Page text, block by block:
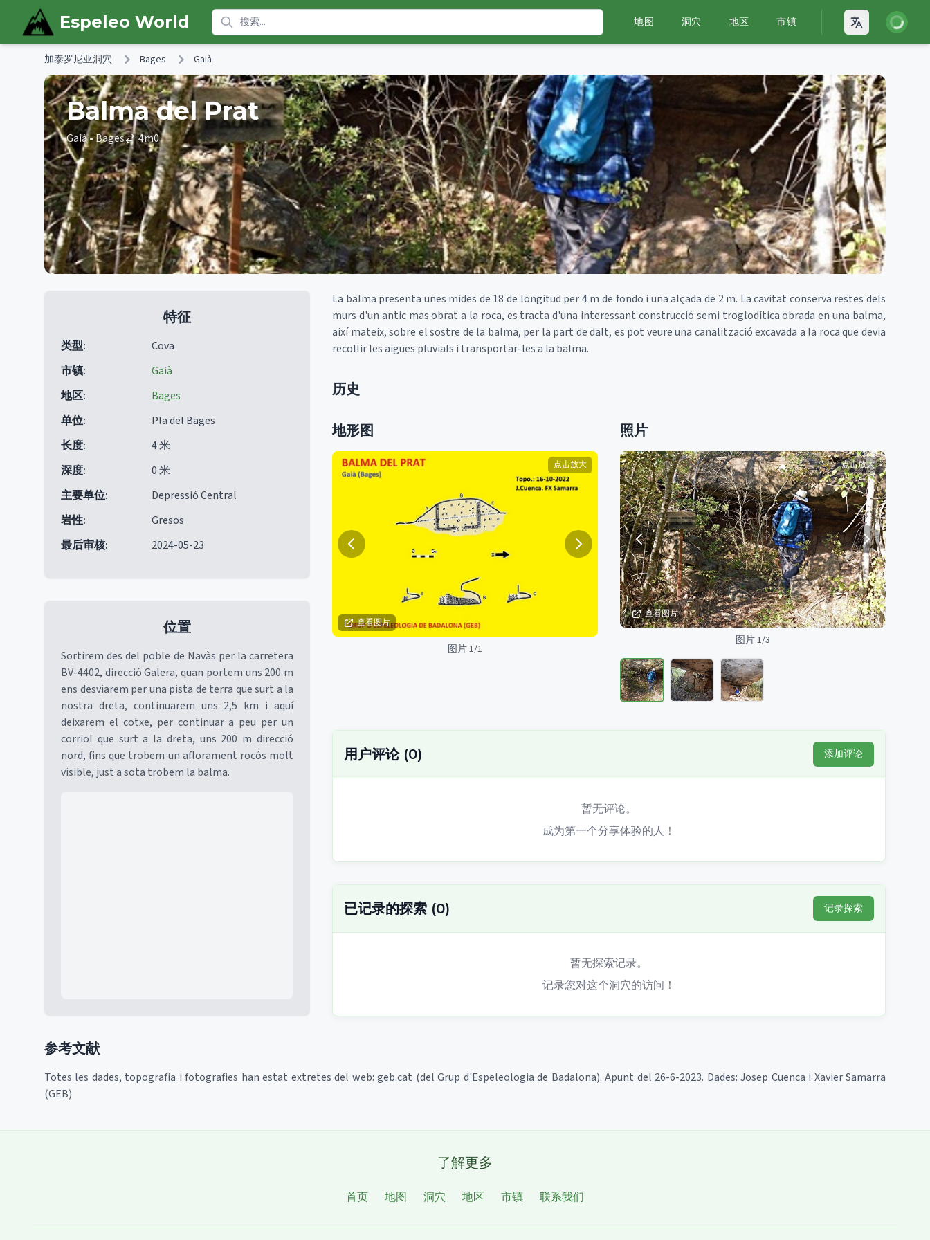
Skip to main content
Espeleo World 地图 洞穴 地区 市镇 Open
登录
加泰罗尼亚洞穴 Bages Gaià
Balma del Prat
Gaià• Bages 4m0
特征
类型:
Cova
市镇:
Gaià
地区:
Bages
单位:
Pla del Bages
长度:
4 米
深度:
0 米
主要单位:
Depressió Central
岩性:
Gresos
最后审核: 2024-05-23
位置
Sortirem des del poble de Navàs per la carretera
BV-4402, direcció Galera, quan portem uns 200 m
ens desviarem per una pista de terra que surt a la
nostra dreta, continuarem uns 2,5 km i aquí
deixarem el cotxe, per continuar a peu per un
corriol que surt a la dreta, uns 200 m direcció
nord, fins que trobem un aflorament rocós molt
visible, just a sota trobem la balma.
La balma presenta unes mides de 18 de longitud per 4 m de fondo i una alçada de 2 m. La cavitat conserva restes dels
murs d'un antic mas obrat a la roca, es tracta d'una interessant construcció semi troglodítica obrada en una balma,
així mateix, sobre el sostre de la balma, per la part de dalt, es pot veure una canalització excavada a la roca que devia
recollir les aigües pluvials i transportar-les a la balma.
历史
地形图
查看图片
点击放大
图片 1/1
照片
查看图片
点击放大
图片 1/3
用户评论(0) 添加评论
暂无评论。
成为第一个分享体验的人！
已记录的探索 (0) 记录探索
暂无探索记录。
记录您对这个洞穴的访问！
参考文献
Totes les dades, topografia i fotografies han estat extretes del web: geb.cat (del Grup d'Espeleologia de Badalona). Apunt del 26-6-2023. Dades: Josep Cuenca i Xavier Samarra
(GEB)
了解更多
首页 地图 洞穴 地区 市镇 联系我们